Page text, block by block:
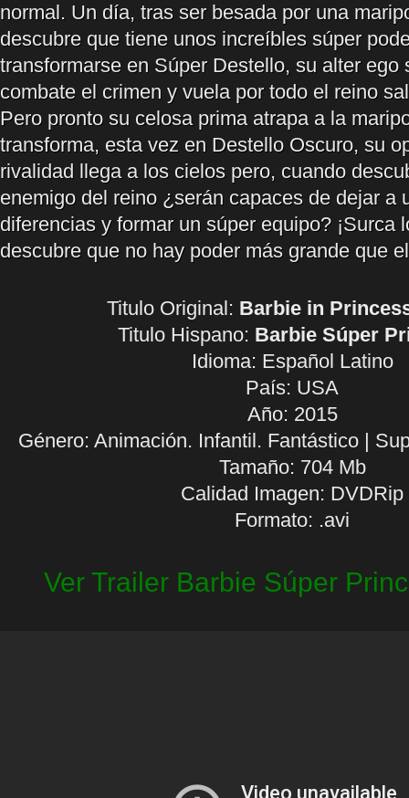
normal. Un día, tras ser besada por una
descubre que tiene unos increíbles súper
transformarse en Súper Destello, su alter ego
combate el crimen y vuela por todo el reino
Pero pronto su celosa prima atrapa a la
transforma, esta vez en Destello Oscuro, su
rivalidad llega a los cielos pero, cuando
enemigo del reino ¿serán capaces de dejar a
diferencias y formar un súper equipo? ¡Surca
descubre que no hay poder más grande que
Titulo Original: Barbie in
Titulo Hispano: Barbie Súper
Idioma: Español Latino
País: USA
Año: 2015
Género: Animación. Infantil. Fantástico |
Tamaño: 704 Mb
Calidad Imagen: DVDRip
Formato: .avi
Ver Trailer Barbie Súper